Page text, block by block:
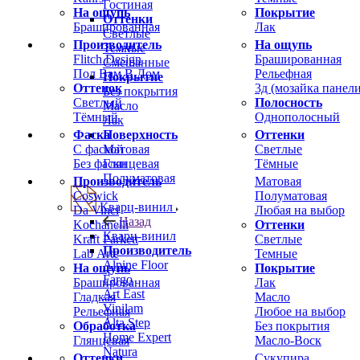
На ощупь
Брашированная
Покрытие
Лак
Производитель
Flitch Design
Пол Вам В Дом
Оттенок
Светлый
Тёмный
На ощупь
Брашированная
Рельефная
3д (мозайка
Полосность
Однополосный
Фаска
С фаской
Без фаски
Оттенки
Светлые
Тёмные
Производитель
Coswick
Da Vinci
Kochanelli
Kraft Parkett
Lab Arte
На ощупь
Брашированная
Гладкая
Рельефная
Обработка
Глянцевая
Матовая
Полуматовая
Любая на выбор
Оттенки
Светлые
Темные
Покрытие
Лак
Масло
Любое на выбор
Без покрытия
Масло-Воск
Гостиная
Оттенки
Светлые
Темные
Смешанные
Покрытие
Без покрытия
Масло
Лак
Поверхность
Матовая
Глянцевая
Полуматовая
Кварц-винил
Назад
Кварц-винил
Производитель
Alpine Floor
Fargo
Art East
Vinilam
Alta Step
Home Expert
Natura